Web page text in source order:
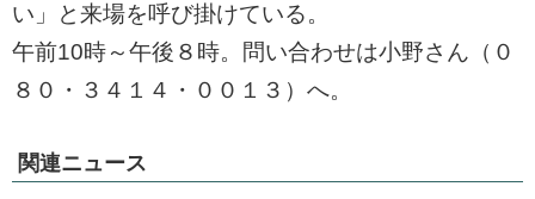
い」と来場を呼び掛けている。
午前10時～午後８時。問い合わせは小野さん（０
８０・３４１４・００１３）へ。
関連ニュース